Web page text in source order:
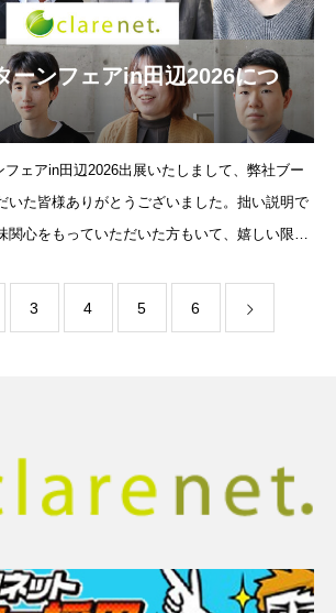
ーンフェアin田辺2026につ
ェアin田辺2026出展いたしまして、弊社ブー
いた皆様ありがとうございました。拙い説明で
関心をもっていただいた方もいて、嬉しい限り
3 4 5 6